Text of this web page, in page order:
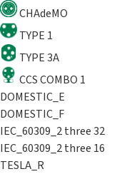
CHAdeMO
TYPE 1
TYPE 3A
CCS COMBO 1
DOMESTIC_E
DOMESTIC_F
IEC_60309_2 three 32
IEC_60309_2 three 16
TESLA_R